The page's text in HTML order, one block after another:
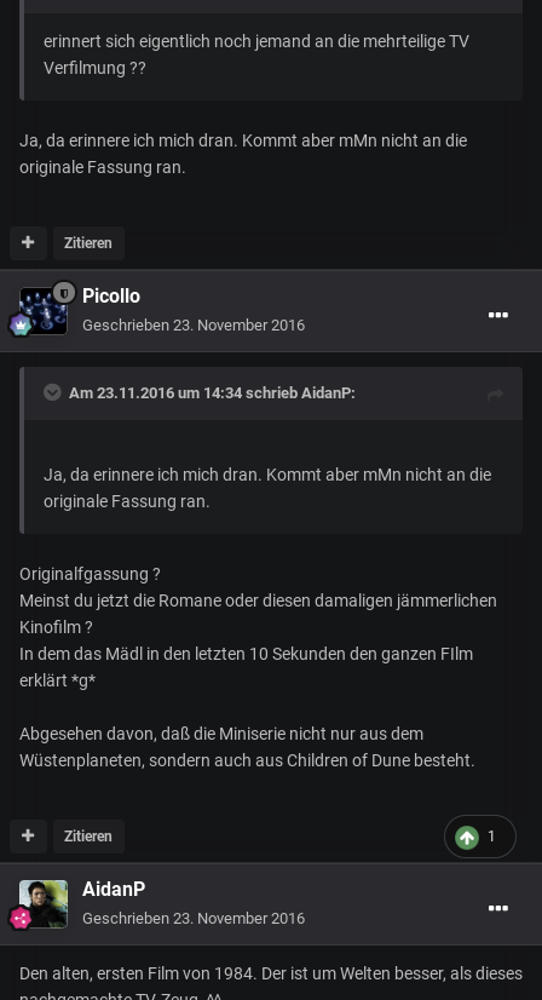
erinnert sich eigentlich noch jemand an die mehrteilige TV
Verfilmung ??
Ja, da erinnere ich mich dran. Kommt aber mMn nicht an die
originale Fassung ran.
Zitieren
Picollo
Geschrieben 23. November 2016
Am 23.11.2016 um 14:34 schrieb AidanP:
Ja, da erinnere ich mich dran. Kommt aber mMn nicht an die
originale Fassung ran.
Originalfgassung ?
Meinst du jetzt die Romane oder diesen damaligen jämmerlichen
Kinofilm ?
In dem das Mädl in den letzten 10 Sekunden den ganzen FIlm
erklärt *g*
Abgesehen davon, daß die Miniserie nicht nur aus dem
Wüstenplaneten, sondern auch aus Children of Dune besteht.
1
Zitieren
AidanP
Geschrieben 23. November 2016
Den alten, ersten Film von 1984. Der ist um Welten besser, als dieses